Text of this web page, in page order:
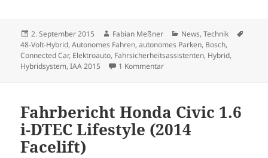
Veröffentlicht
am
2. September 2015 Autor
Fabian Meßner Kategorien
News,Technik
48-Volt-Hybrid,Autonomes Fahren,autonomes Parken, Bosch,
Connected Car, Elektroauto, Fahrsicherheitsassistenten, Hybrid,
Hybridsystem,IAA 2015 1 Kommentarzu IAA 2015: Bosch gibt
Fahrbericht Honda Civic 1.6
i-DTEC Lifestyle (2014
Facelift)